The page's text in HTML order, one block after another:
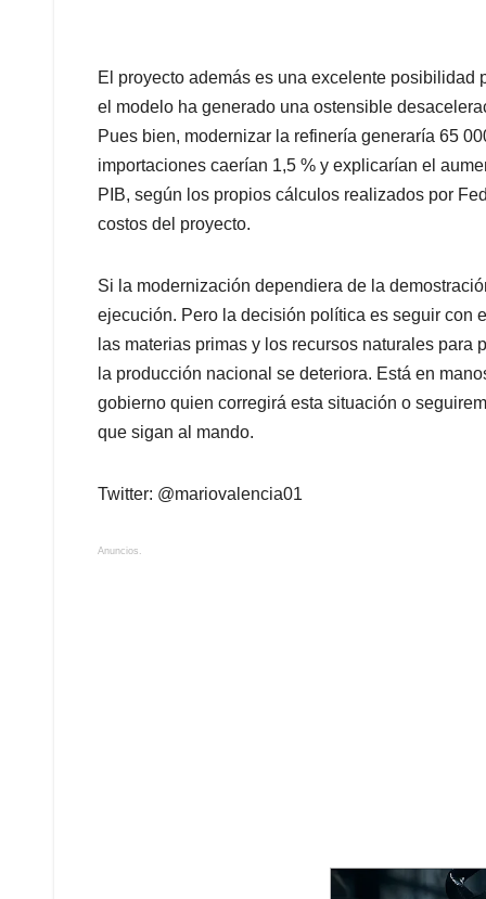
El proyecto además es una excelente posibilidad
el modelo ha generado una ostensible
Pues bien, modernizar la refinería generaría 65
importaciones caerían 1,5 % y explicarían el
PIB, según los propios cálculos realizados por
costos del proyecto.
Si la modernización dependiera de la
ejecución. Pero la decisión política es seguir con
las materias primas y los recursos naturales
la producción nacional se deteriora. Está en
gobierno quien corregirá esta situación o
que sigan al mando.
Twitter: @mariovalencia01
Anuncios.